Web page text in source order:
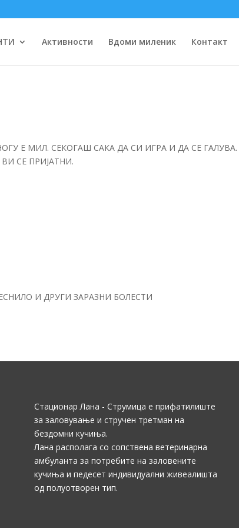
Активности Вдоми миленик Контакт
Е МИЛ. СЕКОГАШ САКА ДА СИ ИГРА И ДА СЕ ГАЛУВА.
СЕ ПРИЈАТНИ.
И ДРУГИ ЗАРАЗНИ БОЛЕСТИ
Стационар Лана - Струмица е прифатилиште
за заловување и стручен третман на
бездомни кучиња.
Лана располага со сопствена ветеринарна
амбуланта за потребите на заловените
кучиња и педесет индивидуални живеалишта
од полуотворен тип.